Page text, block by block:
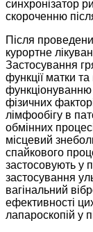
синхронізатор
скороченню
Після
курортне
Застосування
функції матки
функціонуванню
фізичних
лімфообігу в
обмінних
місцевий
спайкового
застосовують у
застосування
вагінальний
ефективності
лапароскопій у